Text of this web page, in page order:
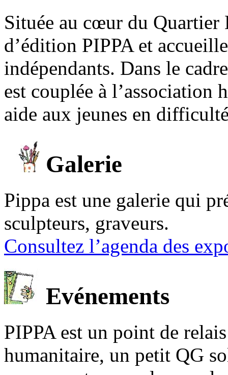
Située au cœur du Quartier
d’édition PIPPA et
indépendants. Dans le
est couplée à l’association
aide aux jeunes en
Galerie
Pippa est une galerie qui
sculpteurs, graveurs.
Consultez l’agenda des
Evénements
PIPPA est un point de
humanitaire, un petit QG